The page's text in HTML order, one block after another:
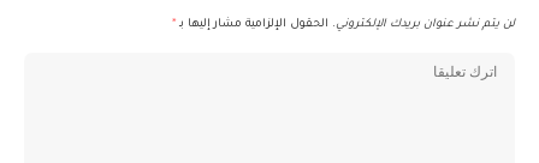
لن يتم نشر عنوان بريدك الإلكتروني. الحقول الإلزامية مشار إليها بـ *